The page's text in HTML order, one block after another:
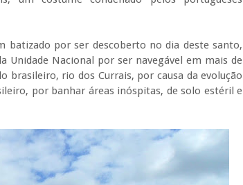
batizado por ser descoberto no dia deste santo,
Unidade Nacional por ser navegável em mais de
brasileiro, rio dos Currais, por causa da evolução
por banhar áreas inóspitas, de solo estéril e